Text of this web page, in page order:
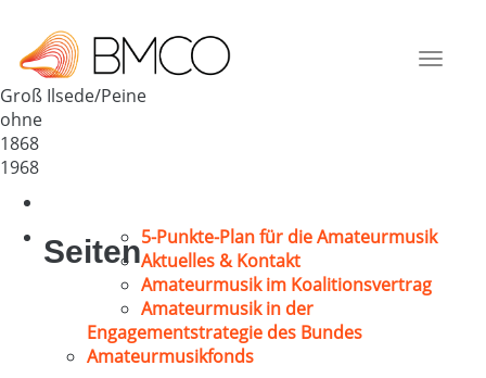
Toggle
Deutschland
31241
Groß Ilsede/Peine
ohne
1868
1968
Seiten5-Punkte-Plan für die Amateurmusik
Aktuelles & Kontakt
Amateurmusik im Koalitionsvertrag
Amateurmusik in der
Engagementstrategie des Bundes
Amateurmusikfonds